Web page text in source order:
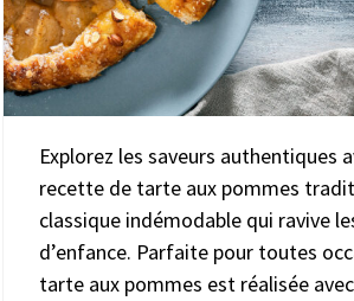
Explorez les saveurs authentiques
recette de tarte aux pommes
classique indémodable qui ravive
d’enfance. Parfaite pour toutes
tarte aux pommes est réalisée